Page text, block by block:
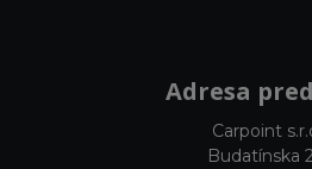
Adresa
Carpoint
Budatínska